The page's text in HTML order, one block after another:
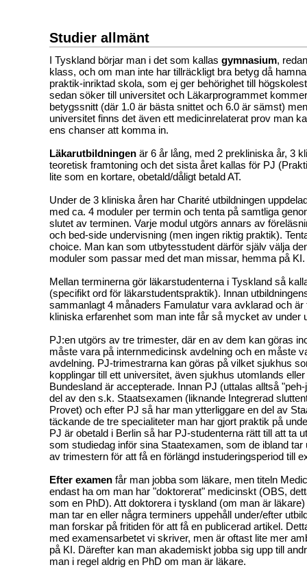
Studier allmänt
I Tyskland börjar man i det som kallas gymnasium,
klass, och om man inte har tillräckligt bra betyg då
praktik-inriktad skola, som ej ger behörighet till
sedan söker till universitet och Läkarprogrammet
betygssnitt (där 1.0 är bästa snittet och 6.0 är sämst)
universitet finns det även ett medicinrelaterat prov man
ens chanser att komma in.
Läkarutbildningen är 6 år lång, med 2 prekliniska år, 3
teoretisk framtoning och det sista året kallas för PJ
lite som en kortare, obetald/dåligt betald AT.
Under de 3 kliniska åren har Charité utbildningen
med ca. 4 moduler per termin och tenta på samtliga
slutet av terminen. Varje modul utgörs annars av
och bed-side undervisning (men ingen riktig praktik).
choice. Man kan som utbytesstudent därför själv välja
moduler som passar med det man missar, hemma på KI.
Mellan terminerna gör läkarstudenterna i Tyskland så
(specifikt ord för läkarstudentspraktik). Innan
sammanlagt 4 månaders Famulatur vara avklarad och är
kliniska erfarenhet som man inte får så mycket av under
PJ:en utgörs av tre trimester, där en av dem kan göras
måste vara på internmedicinsk avdelning och en måste
avdelning. PJ-trimestrarna kan göras på vilket sjukhus
kopplingar till ett universitet, även sjukhus utomlands
Bundesland är accepterade. Innan PJ (uttalas alltså
del av den s.k. Staatsexamen (liknande Integrerad
Provet) och efter PJ så har man ytterliggare en del av
täckande de tre specialiteter man har gjort praktik på
PJ är obetald i Berlin så har PJ-studenterna rätt till att ta
som studiedag inför sina Staatexamen, som de ibland tar
av trimestern för att få en förlängd instuderingsperiod till
Efter examen får man jobba som läkare, men titeln
endast ha om man har "doktorerat" medicinskt (OBS,
som en PhD). Att doktorera i tyskland (om man är
man tar en eller några terminers uppehåll under/efter
man forskar på fritiden för att få en publicerad artikel.
med examensarbetet vi skriver, men är oftast lite mer
på KI. Därefter kan man akademiskt jobba sig upp till
man i regel aldrig en PhD om man är läkare.